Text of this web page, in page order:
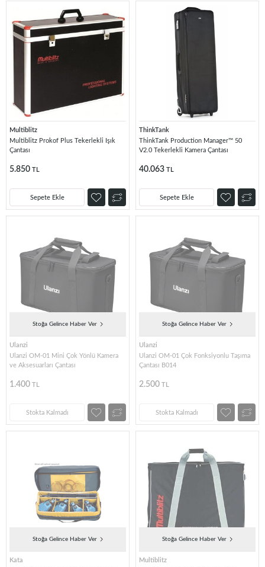
Multiblitz
Multiblitz Prokof Plus Tekerlekli Işık
Çantası
5.850 TL
Sepete Ekle
ThinkTank
ThinkTank Production Manager™ 50
V2.0 Tekerlekli Kamera Çantası
40.063 TL
Sepete Ekle
Stoğa Gelince Haber Ver
Ulanzi
Ulanzi OM-01 Mini Çok Yönlü Kamera
ve Aksesuarları Çantası
1.400 TL
Stokta Kalmadı
Stoğa Gelince Haber Ver
Ulanzi
Ulanzi OM-01 Çok Fonksiyonlu Taşıma
Çantası B014
2.500 TL
Stokta Kalmadı
Stoğa Gelince Haber Ver
Kata
Stoğa Gelince Haber Ver
Multiblitz